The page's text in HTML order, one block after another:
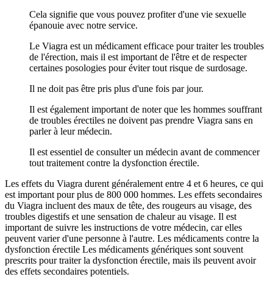
Cela signifie que vous pouvez profiter d'une vie sexuelle
épanouie avec notre service.
Le Viagra est un médicament efficace pour traiter les troubles
de l'érection, mais il est important de l'être et de respecter
certaines posologies pour éviter tout risque de surdosage.
Il ne doit pas être pris plus d'une fois par jour.
Il est également important de noter que les hommes souffrant
de troubles érectiles ne doivent pas prendre Viagra sans en
parler à leur médecin.
Il est essentiel de consulter un médecin avant de commencer
tout traitement contre la dysfonction érectile.
Les effets du Viagra durent généralement entre 4 et 6 heures, ce qui
est important pour plus de 800 000 hommes. Les effets secondaires
du Viagra incluent des maux de tête, des rougeurs au visage, des
troubles digestifs et une sensation de chaleur au visage. Il est
important de suivre les instructions de votre médecin, car elles
peuvent varier d'une personne à l'autre. Les médicaments contre la
dysfonction érectile Les médicaments génériques sont souvent
prescrits pour traiter la dysfonction érectile, mais ils peuvent avoir
des effets secondaires potentiels.